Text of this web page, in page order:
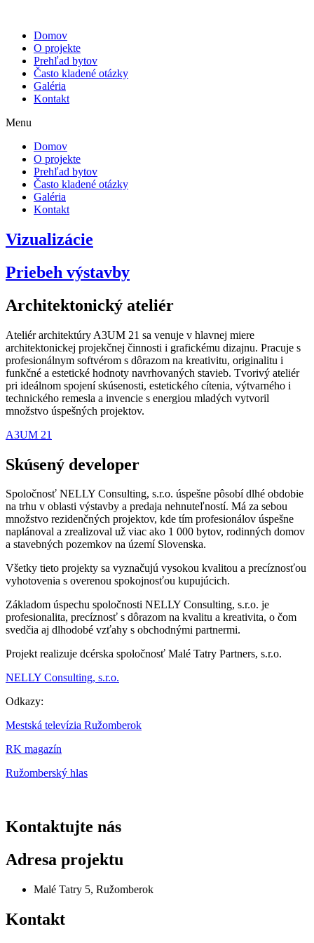
Domov
O projekte
Prehľad bytov
Často kladené otázky
Galéria
Kontakt
Menu
Domov
O projekte
Prehľad bytov
Často kladené otázky
Galéria
Kontakt
Vizualizácie
Priebeh výstavby
Architektonický ateliér
Ateliér architektúry A3UM 21 sa venuje v hlavnej miere
architektonickej projekčnej činnosti i grafickému dizajnu. Pracuje s
profesionálnym softvérom s dôrazom na kreativitu, originalitu i
funkčné a estetické hodnoty navrhovaných stavieb. Tvorivý ateliér
pri ideálnom spojení skúsenosti, estetického cítenia, výtvarného i
technického remesla a invencie s energiou mladých vytvoril
množstvo úspešných projektov.
A3UM 21
Skúsený developer
Spoločnosť NELLY Consulting, s.r.o. úspešne pôsobí dlhé obdobie
na trhu v oblasti výstavby a predaja nehnuteľností. Má za sebou
množstvo rezidenčných projektov, kde tím profesionálov úspešne
naplánoval a zrealizoval už viac ako 1 000 bytov, rodinných domov
a stavebných pozemkov na území Slovenska.
Všetky tieto projekty sa vyznačujú vysokou kvalitou a precíznosťou
vyhotovenia s overenou spokojnosťou kupujúcich.
Základom úspechu spoločnosti NELLY Consulting, s.r.o. je
profesionalita, precíznosť s dôrazom na kvalitu a kreativita, o čom
svedčia aj dlhodobé vzťahy s obchodnými partnermi.
Projekt realizuje dcérska spoločnosť Malé Tatry Partners, s.r.o.
NELLY Consulting, s.r.o.
Odkazy:
Mestská televízia Ružomberok
RK magazín
Ružomberský hlas
Kontaktujte nás
Adresa projektu
Malé Tatry 5, Ružomberok
Kontakt